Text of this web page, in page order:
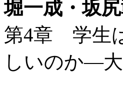
堀一成・坂
第4章 学生
しいのか―